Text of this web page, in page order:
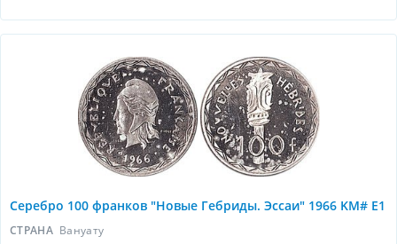
Серебро 100 франков "Новые Гебриды. Эссаи" 1966 KM# E1
СТРАНА Вануату